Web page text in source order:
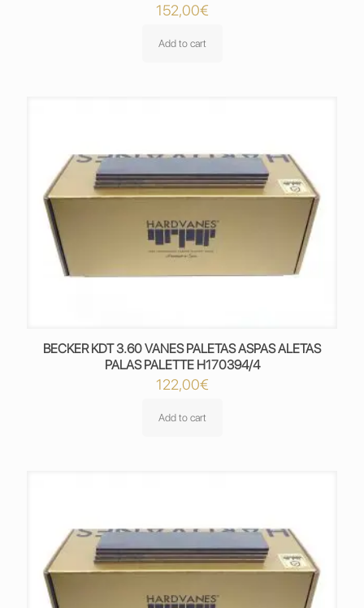
152,00€
Add to cart
BECKER KDT 3.60 VANES PALETAS ASPAS ALETAS
PALAS PALETTE H170394/4
122,00€
Add to cart